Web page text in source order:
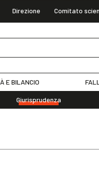
Direzione Comitato
E BILANCIO
Giurisprudenza